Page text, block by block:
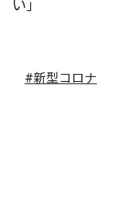
い」
#新型コロナ